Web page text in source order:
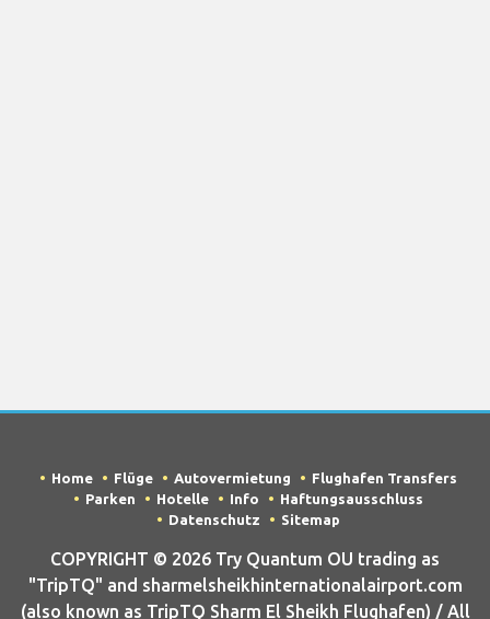
Home Flüge Autovermietung
Flughafen Transfers
Parken
Hotelle Info
Haftungsausschluss
Datenschutz
Sitemap
COPYRIGHT © 2026 Try Quantum OU trading as
"TripTQ" and sharmelsheikhinternationalairport.com
(also known as TripTQ Sharm El Sheikh Flughafen) / All